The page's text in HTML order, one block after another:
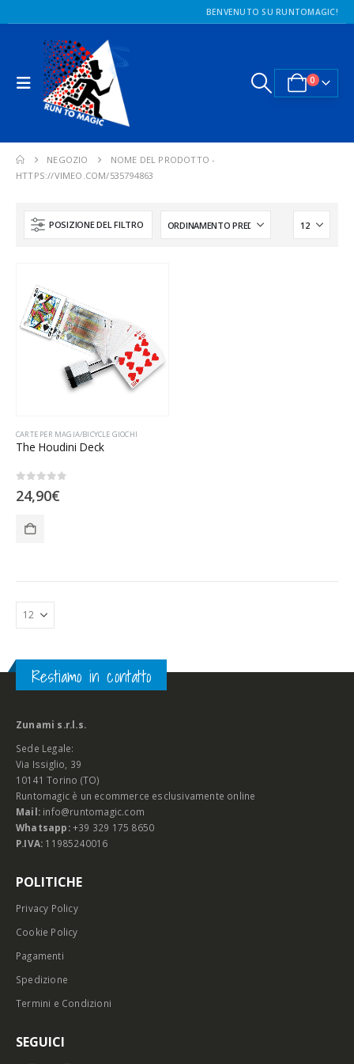
BENVENUTO SU RUNTOMAGIC!
0
NEGOZIO
NOME DEL PRODOTTO -
HTTPS://VIMEO.COM/535794863
POSIZIONE DEL FILTRO
CARTE PER MAGIA/BICYCLE GIOCHI
The Houdini Deck
24,90€
Restiamo in contatto
Zunami s.r.l.s.
Sede Legale:
Via Issiglio, 39
10141 Torino (TO)
Runtomagic è un ecommerce esclusivamente online
Mail: info@runtomagic.com
Whatsapp: +39 329 175 8650
P.IVA: 11985240016
POLITICHE
Privacy Policy
Cookie Policy
Pagamenti
Spedizione
Termini e Condizioni
SEGUICI